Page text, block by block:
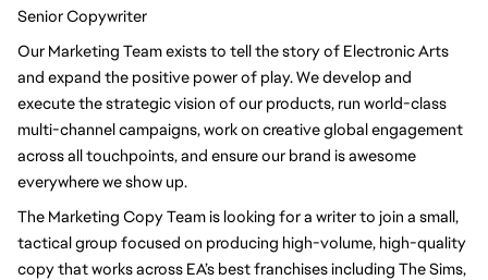
Senior Copywriter
Our Marketing Team exists to tell the story of Electronic Arts
and expand the positive power of play. We develop and
execute the strategic vision of our products, run world-class
multi-channel campaigns, work on creative global engagement
across all touchpoints, and ensure our brand is awesome
everywhere we show up.
The Marketing Copy Team is looking for a writer to join a small,
tactical group focused on producing high-volume, high-quality
copy that works across EA’s best franchises including The Sims,